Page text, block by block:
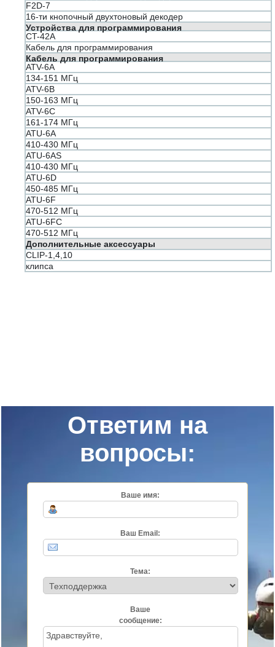
F2D-7
16-ти кнопочный двухтоновый декодер
Устройства для программирования
CT-42A
Кабель для программирования
Кабель для программирования
ATV-6A
134-151 МГц
ATV-6B
150-163 МГц
ATV-6C
161-174 МГц
ATU-6A
410-430 МГц
ATU-6AS
410-430 МГц
ATU-6D
450-485 МГц
ATU-6F
470-512 МГц
ATU-6FC
470-512 МГц
Дополнительные аксессуары
CLIP-1,4,10
клипса
Ответим на
вопросы:
Ваше имя:
Ваш Email:
Тема:
Ваше
сообщение: